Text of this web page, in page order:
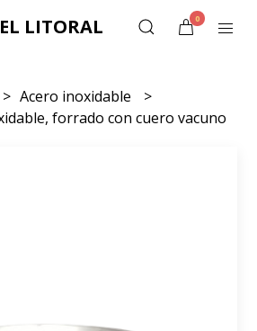
LITORAL 0
Acero inoxidable
forrado con cuero vacuno